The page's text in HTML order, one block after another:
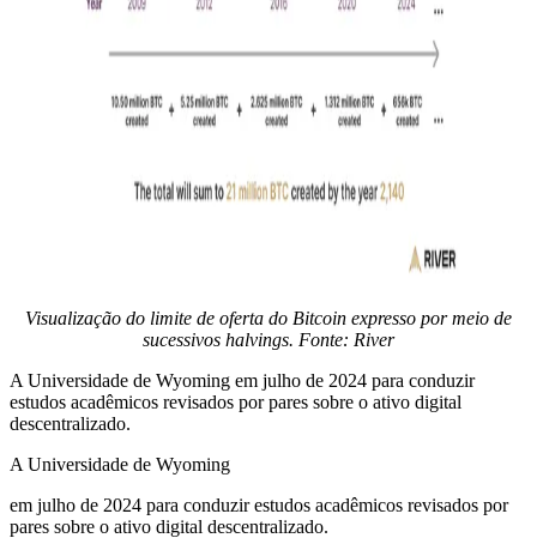
Visualização do limite de oferta do Bitcoin expresso por meio de
sucessivos halvings. Fonte: River
A Universidade de Wyoming em julho de 2024 para conduzir
estudos acadêmicos revisados ​​por pares sobre o ativo digital
descentralizado.
A Universidade de Wyoming
em julho de 2024 para conduzir estudos acadêmicos revisados ​​por
pares sobre o ativo digital descentralizado.